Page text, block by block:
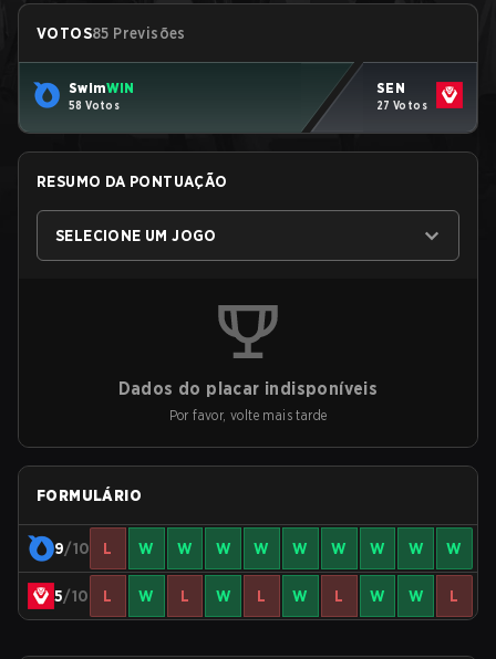
VOTOS85 Previsões
SwimWIN
58 Votos
SEN
27 Votos
RESUMO DA PONTUAÇÃO
SELECIONE UM JOGO
Dados do placar indisponíveis
Por favor, volte mais tarde
FORMULÁRIO
9/10 L W W W W W W W W W
5/10 L W L W L W L W W L